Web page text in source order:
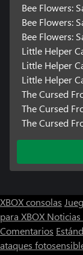
Bee Flowers:
Bee Flowers:
Bee Flowers:
Little Helper
Little Helper
Little Helper
The Cursed
The Cursed
The Cursed
XBOX consolas
para XBOX Noticias
Comentarios
ataques